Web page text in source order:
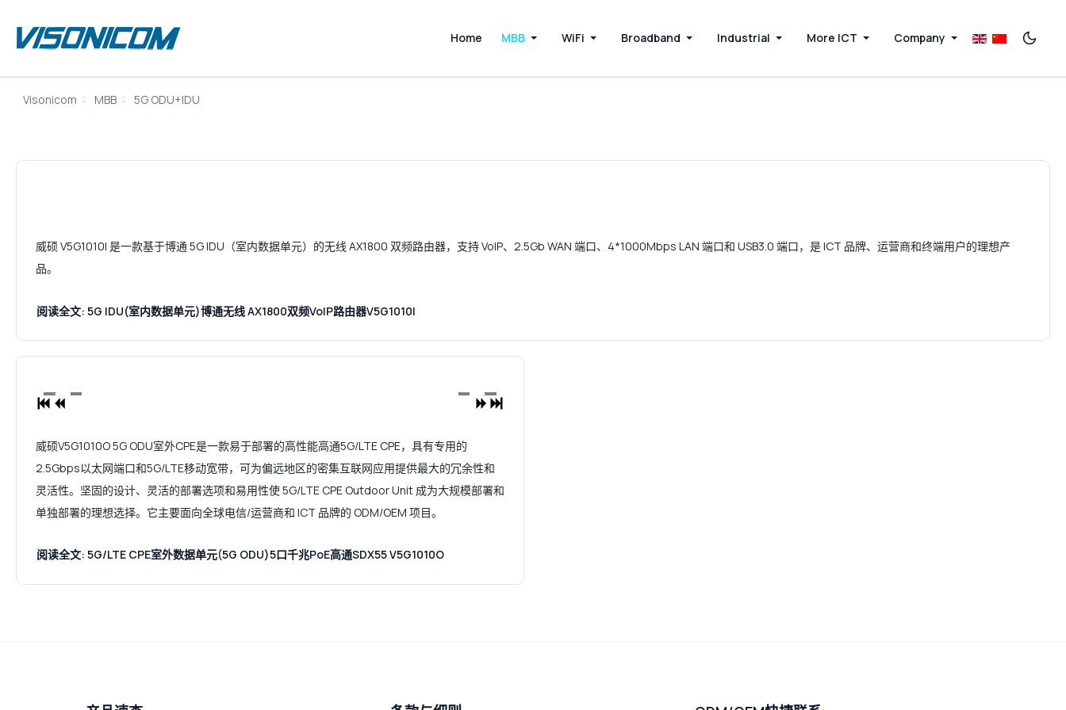
Home MBB WiFi Broadband Industrial More ICT Company
Visonicom MBB 5G ODU+IDU
威硕 V5G1010I 是一款基于博通 5G IDU（室内数据单元）的无线 AX1800 双频路由器，支持 VoIP、2.5Gb WAN 端口、4*1000Mbps LAN 端口和 USB3.0 端口，是 ICT 品牌、运营商和终端用户的理想产
品。
阅读全文: 5G IDU(室内数据单元)博通无线 AX1800双频VoIP路由器V5G1010I
威硕V5G1010O 5G ODU室外CPE是一款易于部署的高性能高通5G/LTE CPE，具有专用的
2.5Gbps以太网端口和5G/LTE移动宽带，可为偏远地区的密集互联网应用提供最大的冗余性和
灵活性。坚固的设计、灵活的部署选项和易用性使 5G/LTE CPE Outdoor Unit 成为大规模部署和
单独部署的理想选择。它主要面向全球电信/运营商和 ICT 品牌的 ODM/OEM 项目。
阅读全文: 5G/LTE CPE室外数据单元(5G ODU)5口千兆PoE高通SDX55 V5G1010O